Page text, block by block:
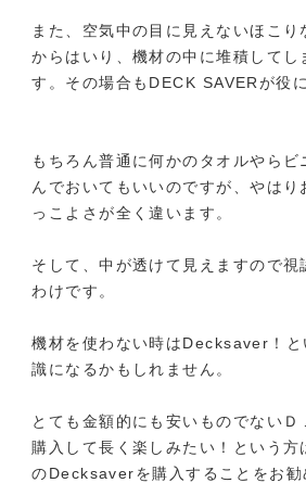
また、空気中の目に見えないほこり
からはいり、機材の中に堆積してし
す。その場合もDECK SAVERが役
もちろん普通に何かのタオルやらビ
んでおいてもいいのですが、やはり
っこよさが全く違います。
そして、中が透けて見えますので視
わけです。
機材を使わない時はDecksaver！と
識になるかもしれません。
とても金額的にも安いものでないＤ
購入して長く楽しみたい！という方
のDecksaverを購入することをお勧